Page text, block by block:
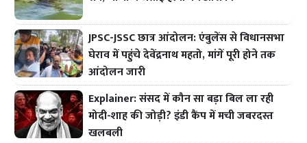
JPSC-JSSC छात्र आंदोलन: एंबुलेंस से विधानसभा
घेराव में पहुंचे देवेंद्रनाथ महतो, मांगें पूरी होने तक
आंदोलन जारी
Explainer: संसद में कौन सा बड़ा बिल ला रही
मोदी-शाह की जोड़ी? इंडी कैंप में मची जबरदस्त
खलबली